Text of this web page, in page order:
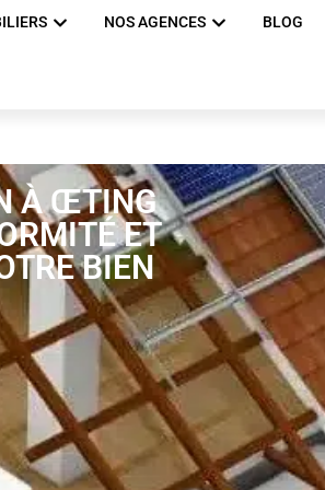
NOS AGENCES BLOG
À ŒTING
ET
BIEN